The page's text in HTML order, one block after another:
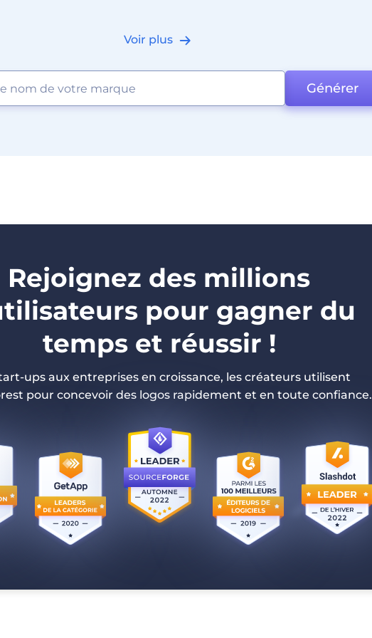
Voir plus
Générer
Rejoignez des millions
pour gagner du
temps et réussir !
ups aux entreprises en croissance, les créateurs utilisent
pour concevoir des logos rapidement et en toute confiance.